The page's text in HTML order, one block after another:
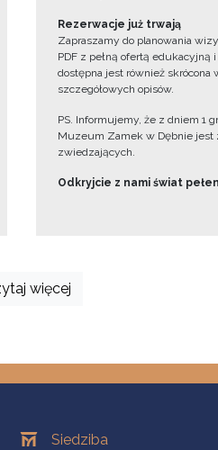
Rezerwacje już trwają
Zapraszamy do planowania
PDF z pełną ofertą
dostępna jest również skrócona
szczegółowych opisów.
PS. Informujemy, że z dniem 1
Muzeum Zamek w Dębnie jest
zwiedzających.
Odkryjcie z nami świat
więcej
OddziałySiedziba